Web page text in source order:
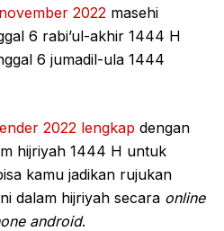
2022 masehi
6 rabi’ul-akhir 1444 H
6 jumadil-ula 1444
2022 lengkap dengan
hijriyah 1444 H untuk
kamu jadikan rujukan
dalam hijriyah secara online
android.